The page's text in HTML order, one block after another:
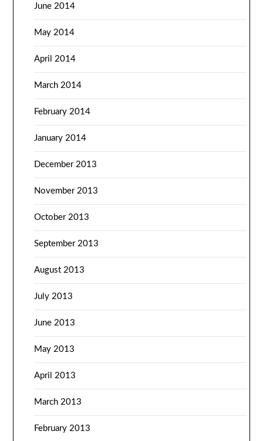
June 2014
May 2014
April 2014
March 2014
February 2014
January 2014
December 2013
November 2013
October 2013
September 2013
August 2013
July 2013
June 2013
May 2013
April 2013
March 2013
February 2013